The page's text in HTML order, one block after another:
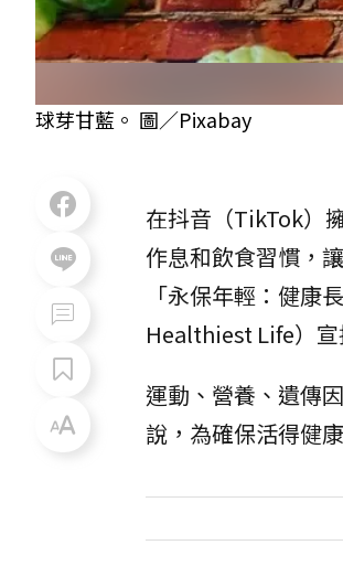
球芽甘藍。 圖／Pixabay
在抖音（TikTok）
作息和飲食習慣，
「永保年輕：健
Healthiest Life）
運動、營養、遺傳
說，為確保活得健